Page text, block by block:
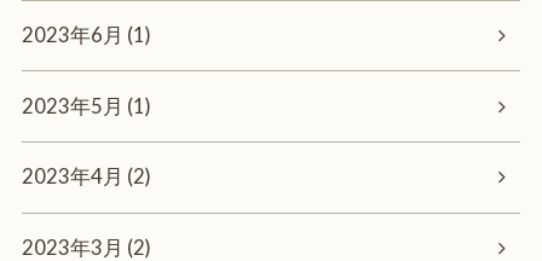
2023年6月 (1)
2023年5月 (1)
2023年4月 (2)
2023年3月 (2)